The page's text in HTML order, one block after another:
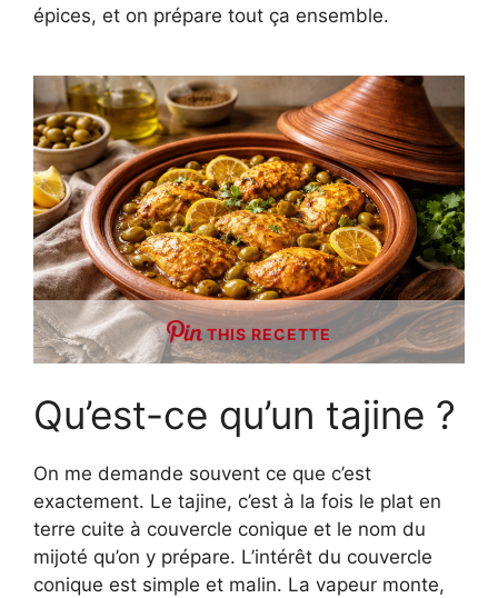
épices, et on prépare tout ça ensemble.
THIS RECETTE
Qu’est-ce qu’un tajine ?
On me demande souvent ce que c’est
exactement. Le tajine, c’est à la fois le plat en
terre cuite à couvercle conique et le nom du
mijoté qu’on y prépare. L’intérêt du couvercle
conique est simple et malin. La vapeur monte,